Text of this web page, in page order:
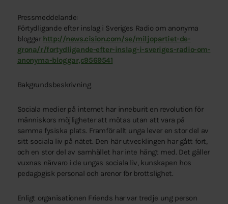
Pressmeddelande:
Förtydligande efter inslag i Sveriges Radio om anonyma
bloggar http://news.cision.com/se/miljopartiet-de-
grona/r/fortydligande-efter-inslag-i-sveriges-radio-om-
anonyma-bloggar,c9569541
Bakgrundsbeskrivning
Sociala medier på internet har inneburit en revolution för
människors möjligheter att mötas utan att vara på
samma fysiska plats. Framför allt unga lever en stor del av
sitt sociala liv på nätet. Den här utvecklingen har gått fort,
och en stor del av samhället har inte hängt med. Det gäller
vuxnas närvaro i de ungas sociala liv, kunskapen hos
pedagogisk personal och arenor för brottslighet.
Enligt organisationen Friends har var tredje ung person